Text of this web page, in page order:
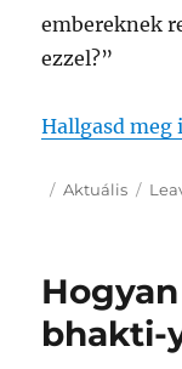
embereknek
ezzel?”
Hallgasd meg
Posted
Categories
Aktuális
bhakti-